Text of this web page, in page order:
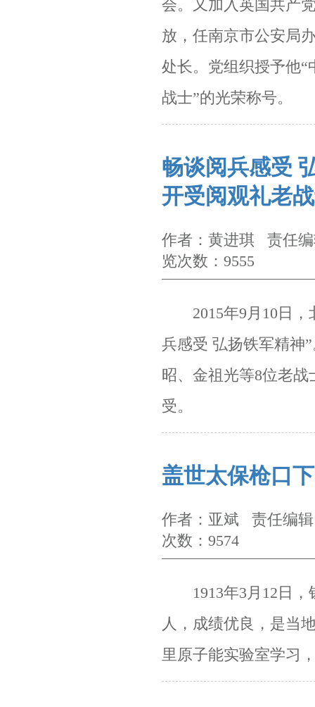
会。又加入英国共产
放，任南京市公安局
处长。 党组织授予他
战士”的光荣称号。
畅谈阅兵感受
开受阅观礼老
作者：黄进琪 责任
览次数：9555
2015年9 月 10 日，
兵感受 弘扬铁军精神
昭、金祖光等8位老战
受。
盖世太保枪口
作者：亚斌 责任编
次数：9574
1913年3 月 12 日，
人，成绩优良，是当
里原子能实验室学习